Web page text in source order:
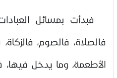
فبدأت بمسائل العبادات،
فالصلاة، فالصوم، فالزكاة،
الأطعمة، وما يدخل فيها،